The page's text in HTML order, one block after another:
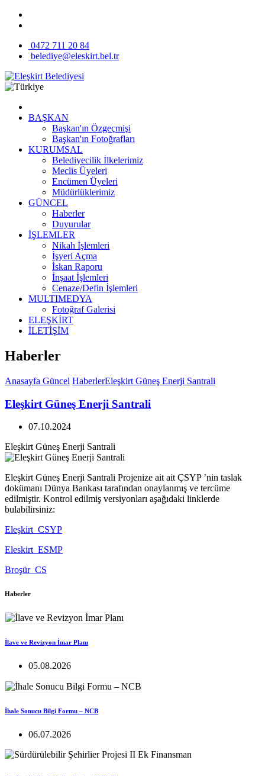
0472 711 20 84
belediye@eleskirt.bel.tr
BAŞKAN
Başkan'ın Özgeçmişi
Başkan'ın Fotoğrafları
KURUMSAL
Belediyecilik İlkelerimiz
Meclis Üyeleri
Encümen Üyeleri
Müdürlüklerimiz
GÜNCEL
Haberler
Duyurular
İŞLEMLER
Nikah İşlemleri
İşyeri Açma
İskan Raporu
İnşaat İşlemleri
Cenaze/Defin İşlemleri
MULTIMEDYA
Fotoğraf Galerisi
ELEŞKİRT
İLETİŞİM
Haberler
Anasayfa Güncel HaberlerEleşkirt Güneş Enerji Santrali
Eleşkirt Güneş Enerji Santrali
07.10.2024
Eleşkirt Güneş Enerji Santrali
Eleşkirt Güneş Enerji Santrali Projenize ait ait ÇSYP ’nin taslak
dokümanı Dünya Bankası tarafından onaylanmış ve tercüme
edilmiştir. Kontrol edilmiş versiyonları aşağıdaki linklerde
bulabilirsiniz:
Eleşkirt_CSYP
Eleskirt_ESMP
Broşür_CS
Haberler
İlave ve Revizyon İmar Planı
05.08.2026
İhale Sonucu Bilgi Formu – NCB
06.07.2026